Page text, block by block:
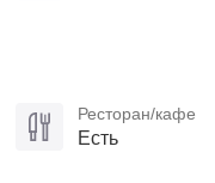
Ресторан/кафе
Есть